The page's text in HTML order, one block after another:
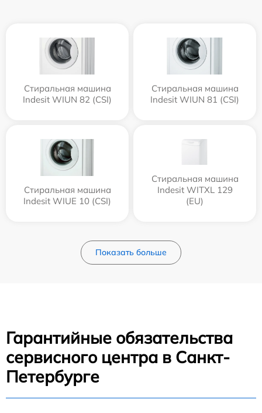
Стиральная машина
Indesit WIUN 82 (CSI)
Стиральная машина
Indesit WIUN 81 (CSI)
Стиральная машина
Indesit WIUE 10 (CSI)
Стиральная машина
Indesit WITXL 129
(EU)
Показать больше
Гарантийные обязательства
сервисного центра в Санкт-
Петербурге